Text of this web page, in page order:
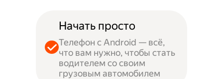
Начать просто
Телефон с Android — всё,
что вам нужно, чтобы стать
водителем со своим
грузовым автомобилем